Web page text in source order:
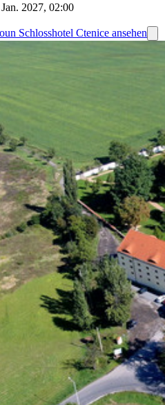
2027, 02:00
Schlosshotel Ctenice ansehen